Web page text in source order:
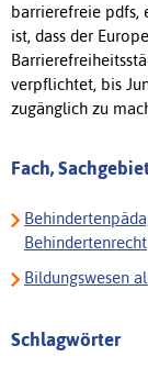
barrierefreie pdfs,
ist, dass der
verpflichtet, bis
zugänglich zu
Fach,
Behindertenrecht
Bildungswesen
Schlagwörter